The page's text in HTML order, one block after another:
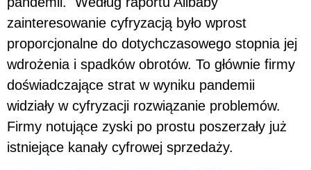
zainteresowanie cyfryzacją było wprost
proporcjonalne do dotychczasowego stopnia jej
wdrożenia i spadków obrotów. To głównie firmy
doświadczające strat w wyniku pandemii
widziały w cyfryzacji rozwiązanie problemów.
Firmy notujące zyski po prostu poszerzały już
istniejące kanały cyfrowej sprzedaży.